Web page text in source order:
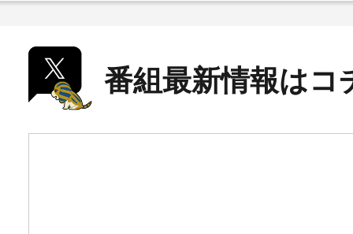
番組最新情報はコ